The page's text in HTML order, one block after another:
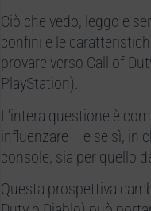
Ciò che vedo, leggo e
confini e le
provare verso Call of
PlayStation).
L’intera questione è
influenzare – e se sì, in
console, sia per quello
Questa prospettiva